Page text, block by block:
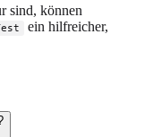
sind, können
ein hilfreicher,